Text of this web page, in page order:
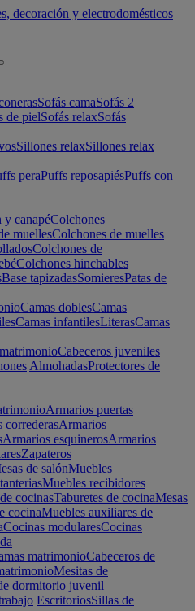
Sofás camaSofás 2
de pielSofás relaxSofás
Sillones relaxSillones relax
peraPuffs reposapiésPuffs con
y canapéColchones
muellesColchones de muelles
Colchones de
Colchones hinchables
Base tapizadasSomieresPatas de
Camas doblesCamas
Camas infantilesLiterasCamas
Cabeceros juveniles
AlmohadasProtectores de
Armarios puertas
correderasArmarios
Armarios esquinerosArmarios
Zapateros
de salónMuebles
Muebles recibidores
cocinasTaburetes de cocinaMesas
cocinaMuebles auxiliares de
Cocinas modularesCocinas
matrimonioCabeceros de
Mesitas de
dormitorio juvenil
EscritoriosSillas de